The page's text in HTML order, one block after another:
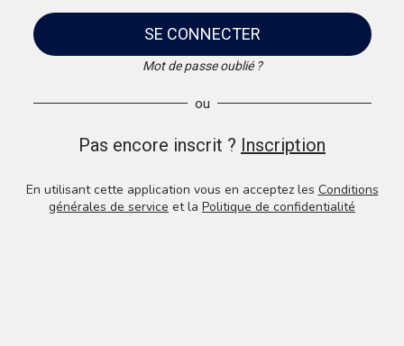
SE CONNECTER
Mot de passe oublié ?
ou
Pas encore inscrit ? Inscription
En utilisant cette application vous en acceptez les Conditions
générales de service et la Politique de confidentialité